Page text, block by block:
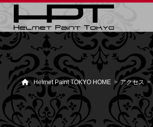
Helmet Paint TOKYO HOME アクセス